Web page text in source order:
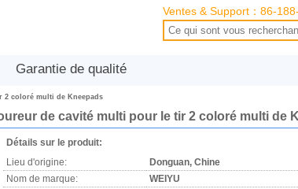
Ventes & Support： 86-
Garantie de qualité
coloré multi de Kneepads
de cavité multi pour le tir 2 coloré multi de
Détails sur le produit:
Lieu d'origine:
Donguan, Chine
Nom de marque:
WEIYU